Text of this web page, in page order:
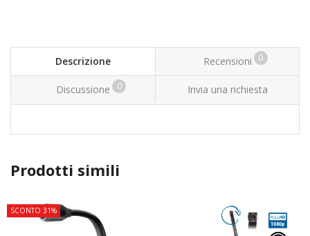
Descrizione Recensioni 0
Discussione 0 Invia una richiesta
Prodotti simili
SCONTO 31%